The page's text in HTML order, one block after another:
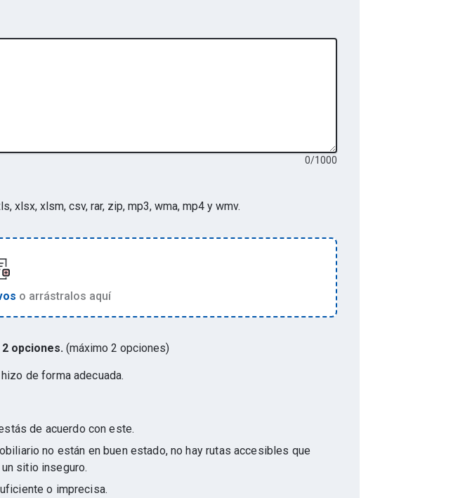
0/1000
xlsx, xlsm, csv, rar, zip, mp3, wma, mp4 y wmv.
o arrástralos aquí
opciones. (máximo 2 opciones)
de forma adecuada.
de acuerdo con este.
no están en buen estado, no hay rutas accesibles que
sitio inseguro.
o imprecisa.